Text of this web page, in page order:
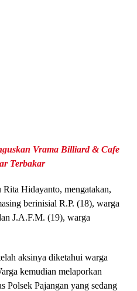
Vrama Billiard & Cafe
Terbakar
Hidayanto, mengatakan,
berinisial R.P. (18), warga
J.A.F.M. (19), warga
aksinya diketahui warga
kemudian melaporkan
Polsek Pajangan yang sedang